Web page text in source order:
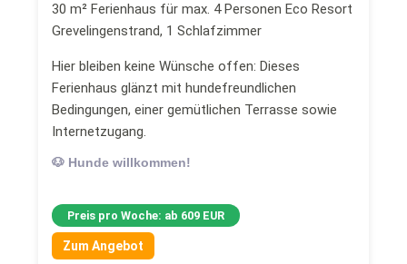
30 m² Ferienhaus für max. 4 Personen Eco Resort
Grevelingenstrand, 1 Schlafzimmer
Hier bleiben keine Wünsche offen: Dieses
Ferienhaus glänzt mit hundefreundlichen
Bedingungen, einer gemütlichen Terrasse sowie
Internetzugang.
🐶 Hunde willkommen!
Preis pro Woche: ab 609 EUR
Zum Angebot